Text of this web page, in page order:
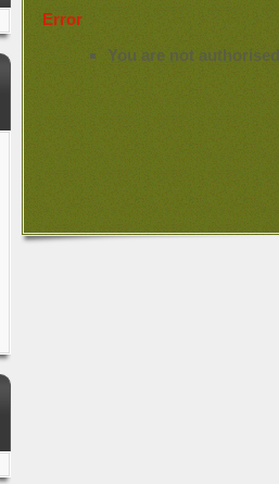
Error
You are not